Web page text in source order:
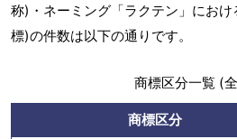
称)・ネーミング「ラクテン」にお
標)の件数は以下の通りです。
商標区分一覧 (
商標区分